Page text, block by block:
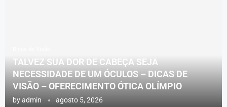
TALVEZ SUA DOR DE CABEÇA SEJA
NECESSIDADE DE UM ÓCULOS – DICAS DE
VISÃO – OFERECIMENTO ÓTICA OLÍMPIO
byadmin agosto 5, 2026